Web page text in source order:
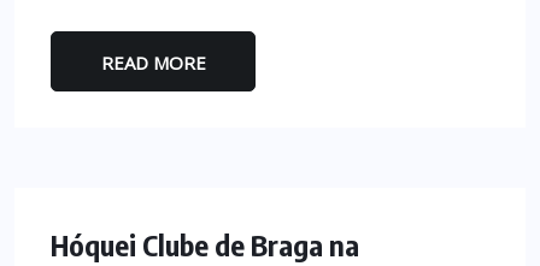
READ MORE
Hóquei Clube de Braga na